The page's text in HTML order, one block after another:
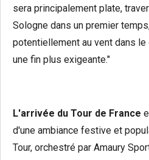
sera principalement plate,
Sologne dans un premier
potentiellement au vent dans le
une fin plus exigeante."
L'arrivée du Tour de France
d'une ambiance festive et
Tour, orchestré par Amaury